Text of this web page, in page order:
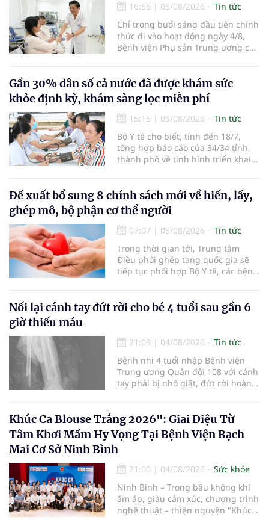
16:56 | 05/08/2026
Tin tức
Chỉ trong buổi sáng đầu tiên chính
thức đi vào hoạt động ngày 4/8,
Bệnh viện Phụ sản Trung ương cơ
em bé đầu tiên chào đời.
Gần 30% dân số cả nước đã được khám sức
khỏe định kỳ, khám sàng lọc miễn phí
15:15 | 05/08/2026
Tin tức
Bộ Y tế cho biết, tính đến 18/7,
tổng hợp báo cáo của 34/34 tỉnh,
thành phố về tình hình triển khai
nhận 32.286.360 người, chiếm gần
30% dân số cả nước đã được khám
sức khỏe định kỳ năm nay.
Đề xuất bổ sung 8 chính sách mới về hiến, lấy,
ghép mô, bộ phận cơ thể người
07:07 | 05/08/2026
Tin tức
Trong thời gian tới, Trung tâm
Điều phối ghép tạng quốc gia sẽ
tiếp tục phối hợp Bộ Y tế, các bệnh
cường truyền thông, hoàn thiện
quy trình chuyên môn và hệ thống
hiến và ghép mô tạng.
Nối lại cánh tay đứt rời cho bé 4 tuổi sau gần 6
giờ thiếu máu
21:09 | 04/08/2026
Tin tức
Bệnh nhi 4 tuổi nhập Bệnh viện
Trung ương Quân đội 108 với cánh
tay phải bị nhổ giật, đứt rời hoàn
thương nặng và thời gian thiếu
máu kéo dài, các bác sĩ đã tái lập
tuần hoàn thành công sau ca vi
phẫu kéo dài 3 giờ.
Khúc Ca Blouse Trắng 2026": Giai Điệu Từ
Tâm Khơi Mầm Hy Vọng Tại Bệnh Viện Bạch
Mai Cơ Sở Ninh Bình
21:00 | 04/08/2026
Sức khỏe
Ninh Bình – Trong bầu không khí
ấm áp, giàu cảm xúc, chương trình
nghệ thuật – thiện nguyện "Khúc